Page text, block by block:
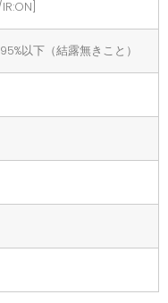
以下（結露無きこと）